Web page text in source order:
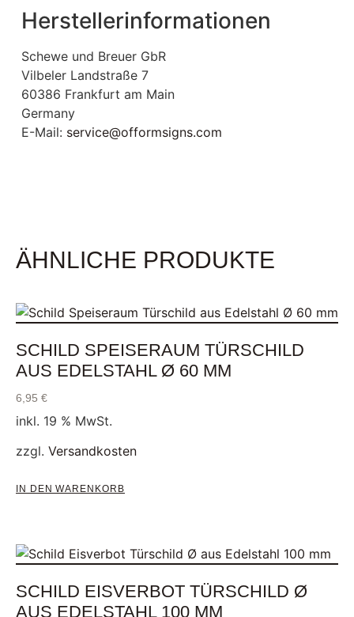
Herstellerinformationen
Schewe und Breuer GbR
Vilbeler Landstraße 7
60386 Frankfurt am Main
Germany
E-Mail: service@offormsigns.com
ÄHNLICHE PRODUKTE
SCHILD SPEISERAUM TÜRSCHILD
AUS EDELSTAHL Ø 60 MM
6,95 €
inkl. 19 % MwSt.
zzgl. Versandkosten
IN DEN WARENKORB
SCHILD EISVERBOT TÜRSCHILD Ø
AUS EDELSTAHL 100 MM